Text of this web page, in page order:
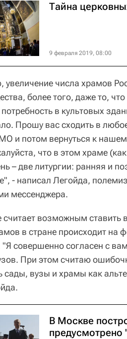
Тайна
9 февраля 2019, 08:00
увеличение числа храмов
более того, даже то,
в культовых
Прошу вас сходить в
и потом вернуться к
что в этом храме
– две литургии: ранняя и
- написал Легойда,
мессенджера.
возможным ставить
в стране происходит на
"Я совершенно согласен с
При этом считаю
сады, вузы и храмы как
В Москве